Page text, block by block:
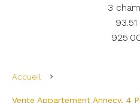
3
93.51
925
Accueil
Vente Appartement Annecy, 4